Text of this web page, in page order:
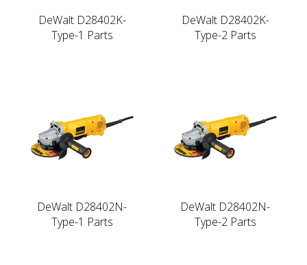
DeWalt D28402K-
Type-1 Parts
DeWalt D28402K-
Type-2 Parts
DeWalt D28402N-
Type-1 Parts
DeWalt D28402N-
Type-2 Parts